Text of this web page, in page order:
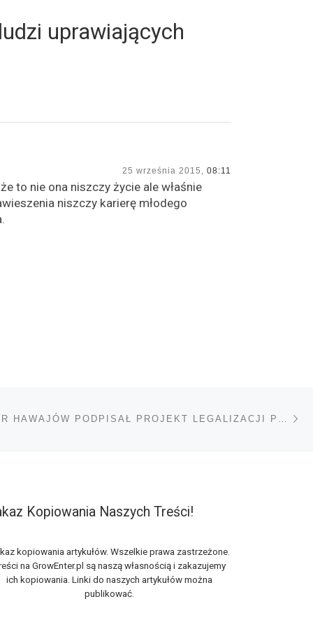
uprawiających
25 września 2015, 08:11
to nie ona niszczy życie ale właśnie
niszczy karierę młodego
Kopiowania Naszych Treści!
kopiowania artykułów. Wszelkie prawa zastrzeżone.
na GrowEnter.pl są naszą własnością i zakazujemy
ich kopiowania. Linki do naszych artykułów można
publikować.